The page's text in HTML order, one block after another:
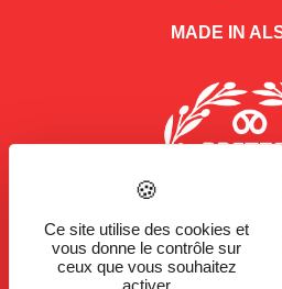
MADE IN
Ce site utilise des cookies et
vous donne le contrôle sur
ceux que vous souhaitez
activer